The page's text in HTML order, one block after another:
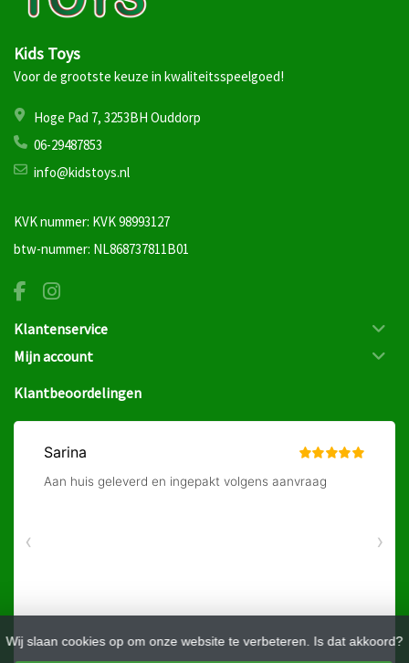
Wij slaan cookies op om onze website te verbeteren. Is dat akkoord?
Kids Toys
Voor de grootste keuze in kwaliteitsspeelgoed!
Hoge Pad 7, 3253BH Ouddorp
06-29487853
info@kidstoys.nl
KVK nummer: KVK 98993127
btw-nummer: NL868737811B01
Klantenservice
Mijn account
Klantbeoordelingen